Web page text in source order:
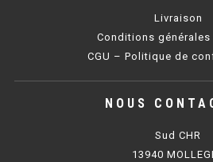
PLAQUE DE CUISSON
PLAQUE 600 GAZ
PLAQUE 650 GAZ
Livraison
Conditions générales
CGU – Politique de
NOUS
Sud CHR
13940